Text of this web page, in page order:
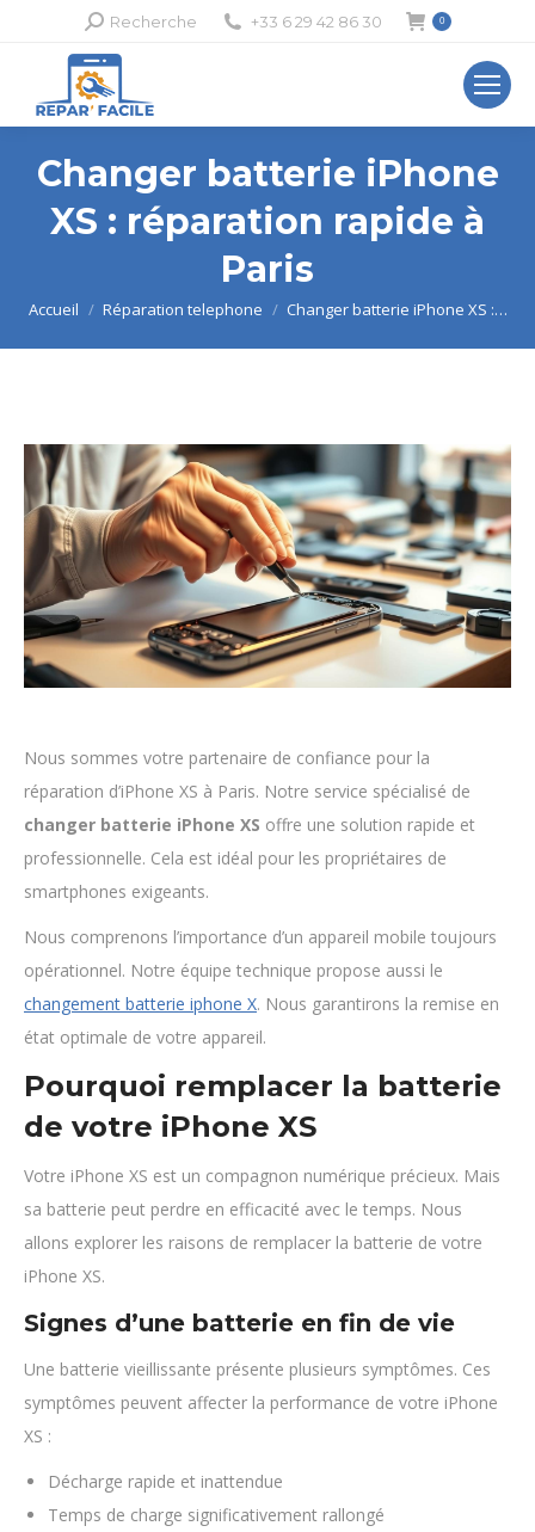
Recherche
Recherche +33 6 29 42 86 30 0
Changer batterie iPhone
XS : réparation rapide à
Paris
Vous êtes ici :
Accueil Réparation telephone Changer batterie iPhone XS :…
Nous sommes votre partenaire de confiance pour la
réparation d’iPhone XS à Paris. Notre service spécialisé de
changer batterie iPhone XS offre une solution rapide et
professionnelle. Cela est idéal pour les propriétaires de
smartphones exigeants.
Nous comprenons l’importance d’un appareil mobile toujours
opérationnel. Notre équipe technique propose aussi le
changement batterie iphone X. Nous garantirons la remise en
état optimale de votre appareil.
Pourquoi remplacer la batterie
de votre iPhone XS
Votre iPhone XS est un compagnon numérique précieux. Mais
sa batterie peut perdre en efficacité avec le temps. Nous
allons explorer les raisons de remplacer la batterie de votre
iPhone XS.
Signes d’une batterie en fin de vie
Une batterie vieillissante présente plusieurs symptômes. Ces
symptômes peuvent affecter la performance de votre iPhone
XS :
Décharge rapide et inattendue
Temps de charge significativement rallongé